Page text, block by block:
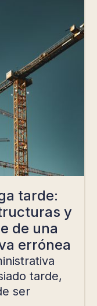
tarde:
y
de una
errónea
tarde,
ser